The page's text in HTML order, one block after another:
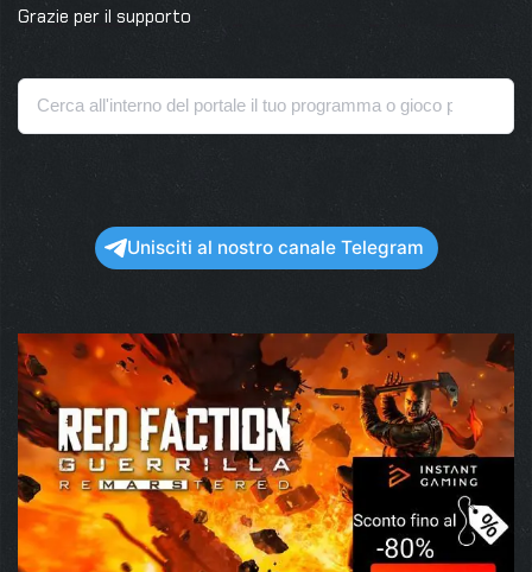
Grazie per il supporto
Unisciti al nostro canale Telegram